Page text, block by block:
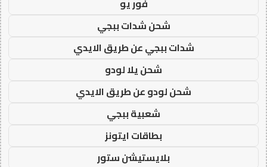
شحن شدات ببجي
شدات ببجي عن طريق الايدي
شحن يلا لودو
شحن لودو عن طريق الايدي
شعبية ببجي
بطاقات ايتونز
بلايستيشن ستور